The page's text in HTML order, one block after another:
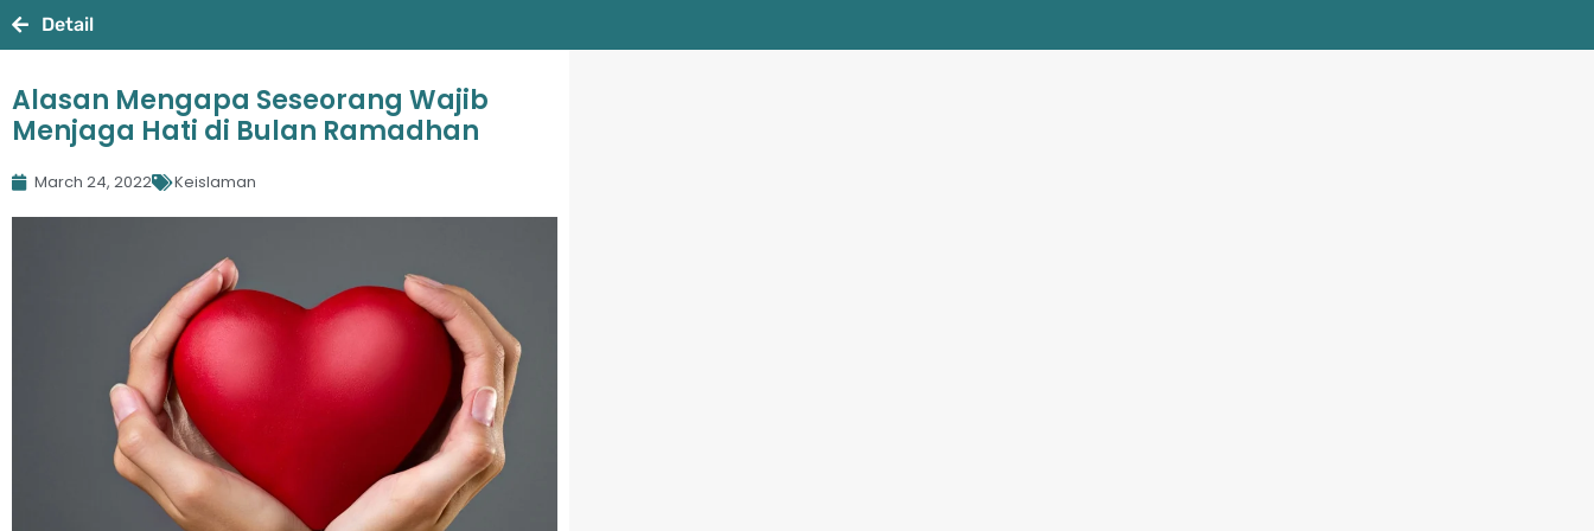
Detail
Alasan Mengapa Seseorang Wajib
Menjaga Hati di Bulan Ramadhan
March 24, 2022 Keislaman